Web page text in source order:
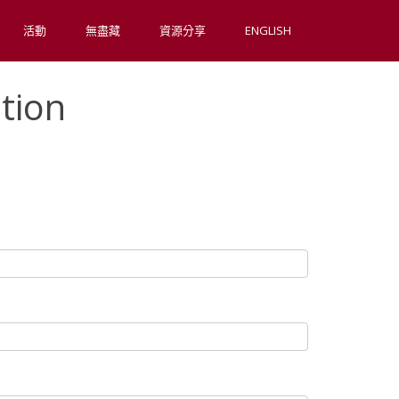
活動 無盡藏 資源分享 ENGLISH